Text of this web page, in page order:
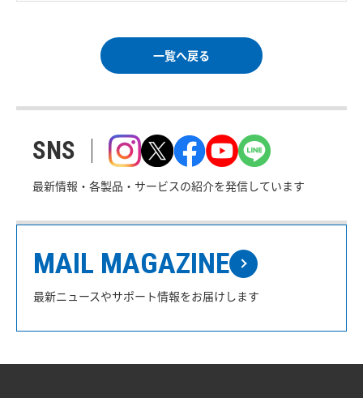
一覧へ戻る
SNS
最新情報・各製品・サービスの紹介を発信しています
MAIL MAGAZINE
最新ニュースやサポート情報をお届けします